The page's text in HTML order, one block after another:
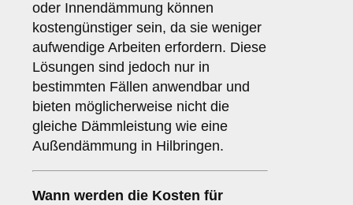
oder Innendämmung können
kostengünstiger sein, da sie weniger
aufwendige Arbeiten erfordern. Diese
Lösungen sind jedoch nur in
bestimmten Fällen anwendbar und
bieten möglicherweise nicht die
gleiche Dämmleistung wie eine
Außendämmung in Hilbringen.
Wann werden die Kosten für